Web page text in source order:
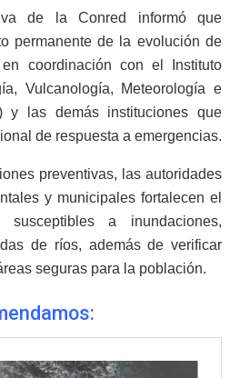
de la Conred informó que
permanente de la evolución de
coordinación con el Instituto
Vulcanología, Meteorología e
y las demás instituciones que
de respuesta a emergencias.
preventivas, las autoridades
y municipales fortalecen el
a inundaciones,
de ríos, además de verificar
seguras para la población.